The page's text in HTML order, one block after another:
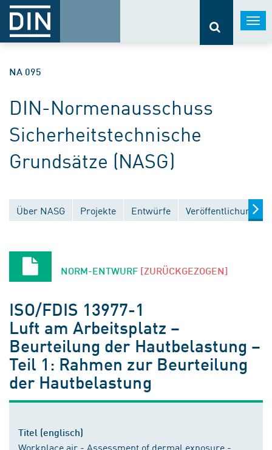
NA 095
DIN-Normenausschuss
Sicherheitstechnische
Grundsätze (NASG)
Über NASG Projekte Entwürfe Veröffentlichungen
NORM-ENTWURF [ZURÜCKGEZOGEN]
ISO/FDIS 13977-1
Luft am Arbeitsplatz –
Beurteilung der Hautbelastung –
Teil 1: Rahmen zur Beurteilung
der Hautbelastung
Titel (englisch)
Workplace air - Assessment of dermal exposure -